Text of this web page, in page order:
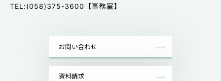
TEL:(058)375-3600【事務室】
お問い合わせ
資料請求